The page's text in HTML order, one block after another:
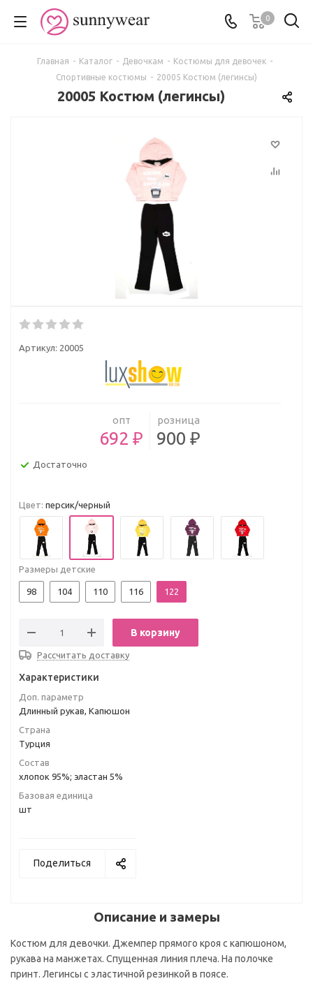
0
Главная - Каталог - Девочкам - Костюмы для девочек -
Спортивные костюмы - 20005 Костюм (легинсы)
20005 Костюм (легинсы)
Артикул: 20005
опт
692 ₽
розница
900 ₽
Достаточно
Цвет: персик/черный
Размеры детские
98 104 110 116 122
В корзину
Рассчитать доставку
Характеристики
Доп. параметр
Длинный рукав, Капюшон
Страна
Турция
Состав
хлопок 95%; эластан 5%
Базовая единица
шт
Поделиться
Описание и замеры
Костюм для девочки. Джемпер прямого кроя с капюшоном,
рукава на манжетах. Спущенная линия плеча. На полочке
принт. Легинсы с эластичной резинкой в поясе.